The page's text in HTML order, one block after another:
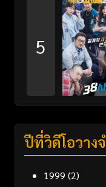
5
ปีที่วิดีโอวาง
1999 (2)